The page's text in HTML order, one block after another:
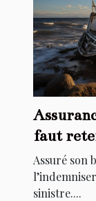
faut
Assuré son
sinistre....